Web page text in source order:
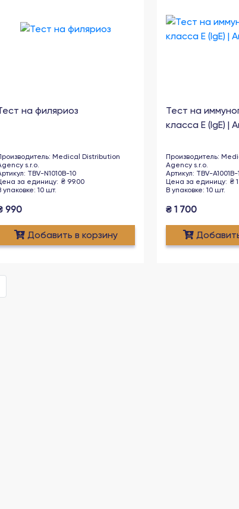
на филяриоз
: Medical Distribution
s.r.o.
: TBV-N1010B-10
за единицу: ₴ 99.00
упаковке: 10 шт.
990
Добавить в корзину
Тест на
класса E (IgE) |
Производитель:
Agency s.r.o.
Артикул: TBV-A1001B-
Цена за единицу: ₴
В упаковке: 10 шт.
₴1 700